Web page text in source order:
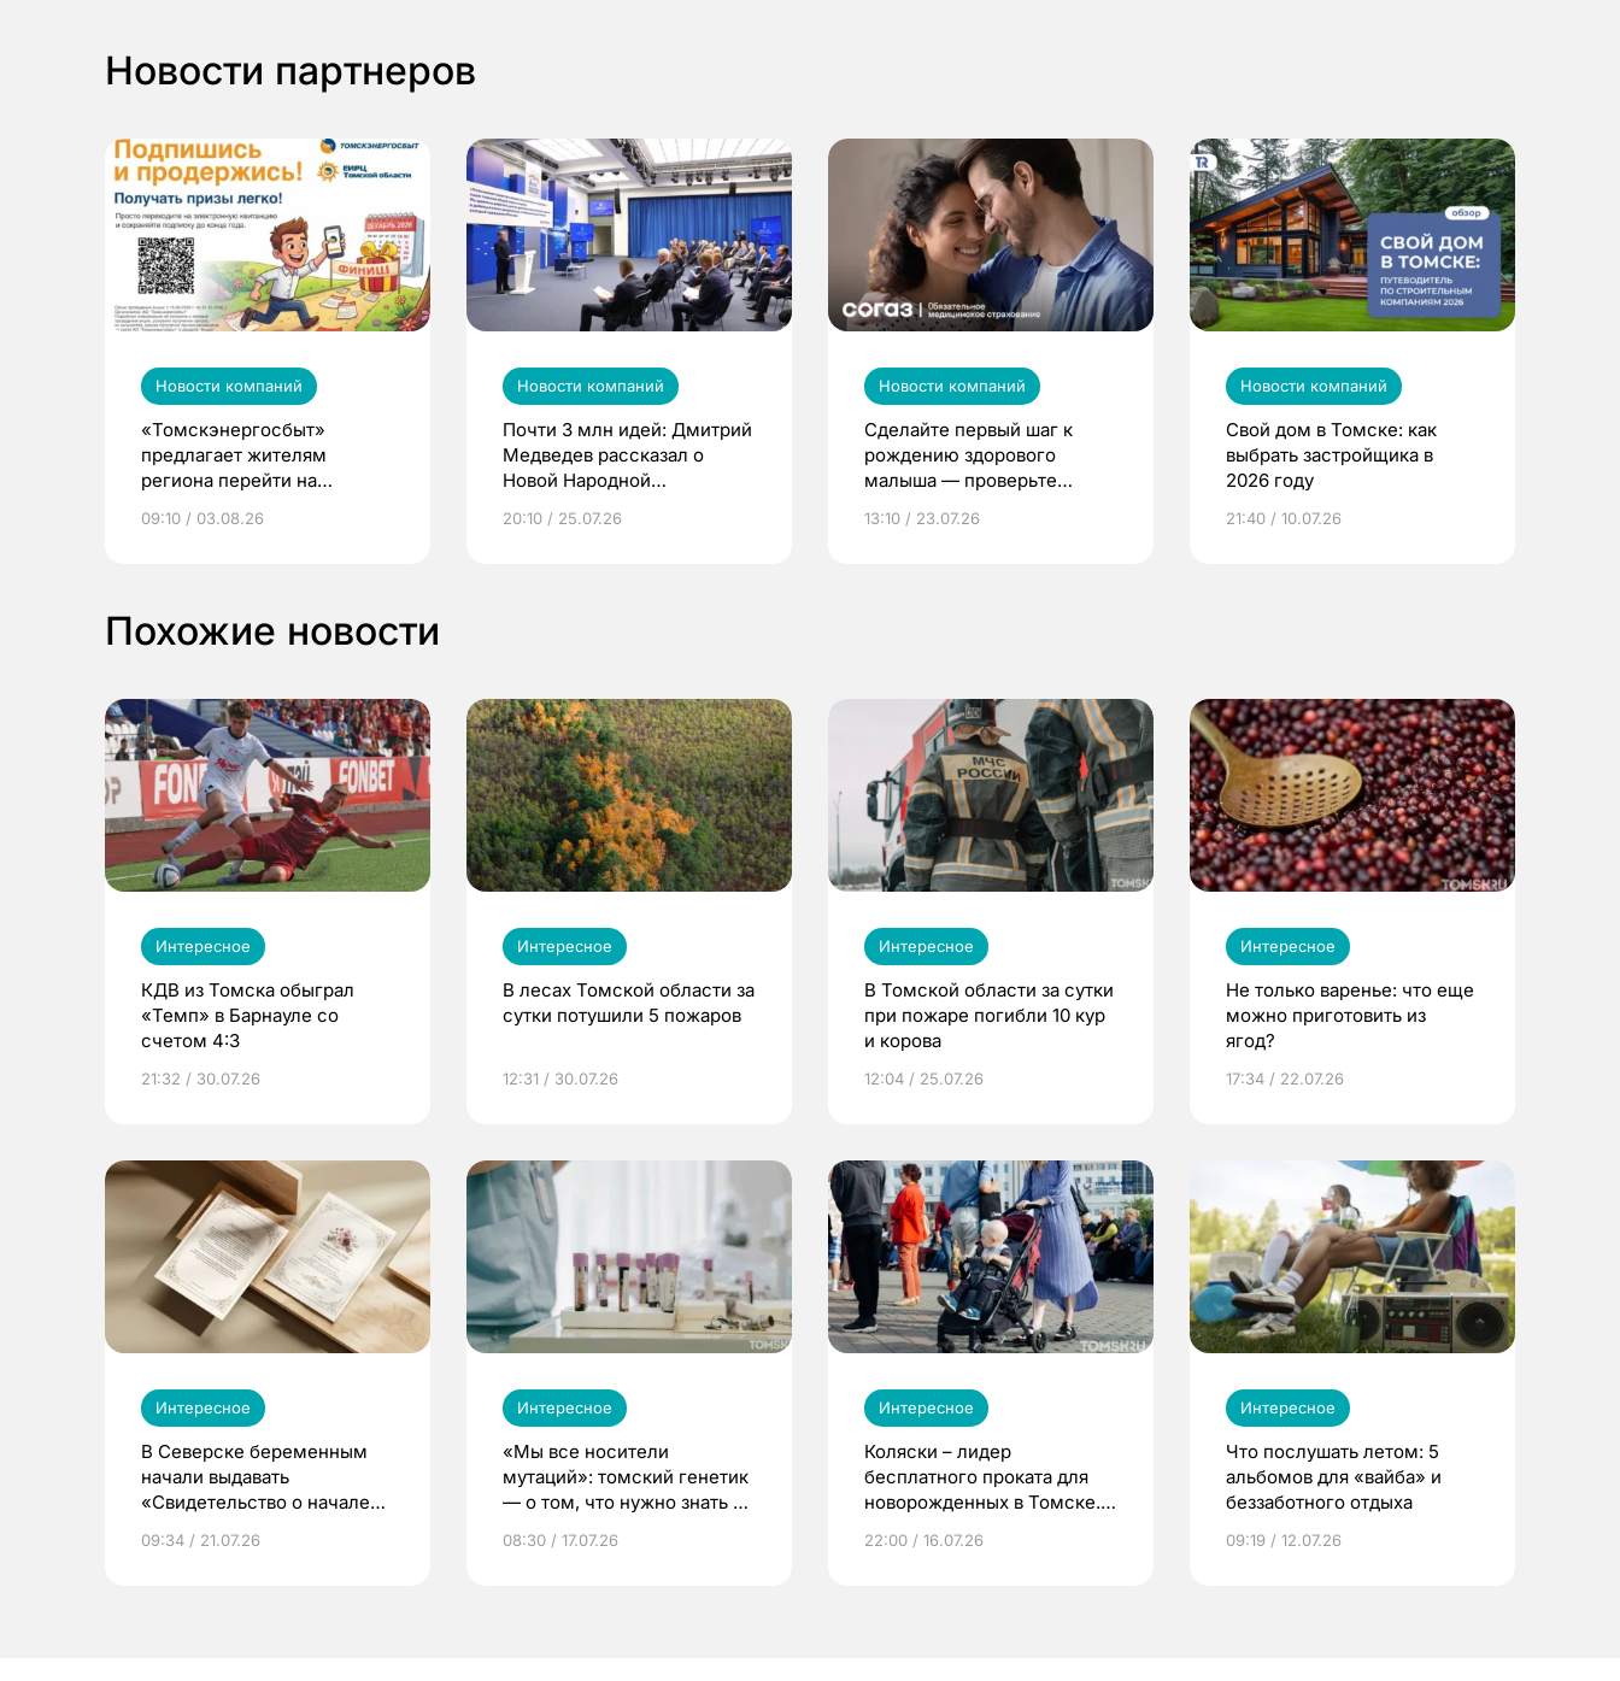
Новости партнеров
Новости компаний
«Томскэнергосбыт»
предлагает жителям
региона перейти на
выиграть призы
09:10 / 03.08.26
Новости компаний
Почти 3 млн идей: Дмитрий
Медведев рассказал о
Новой Народной
20:10 / 25.07.26
Новости компаний
Сделайте первый шаг к
рождению здорового
малыша — проверьте
по ОМС!
13:10 / 23.07.26
Новости компаний
Свой дом в Томске: как
выбрать застройщика в
2026 году
21:40 / 10.07.26
Похожие новости
Интересное
КДВ из Томска обыграл
«Темп» в Барнауле со
счетом 4:3
21:32 / 30.07.26
Интересное
В лесах Томской области за
сутки потушили 5 пожаров
12:31 / 30.07.26
Интересное
В Томской области за сутки
при пожаре погибли 10 кур
и корова
12:04 / 25.07.26
Интересное
Не только варенье: что еще
можно приготовить из
ягод?
17:34 / 22.07.26
Интересное
В Северске беременным
начали выдавать
«Свидетельство о начале
09:34 / 21.07.26
Интересное
«Мы все носители
мутаций»: томский генетик
— о том, что нужно знать до
08:30 / 17.07.26
Интересное
Коляски – лидер
бесплатного проката для
новорожденных в Томске.
22:00 / 16.07.26
Интересное
Что послушать летом: 5
альбомов для «вайба» и
беззаботного отдыха
09:19 / 12.07.26